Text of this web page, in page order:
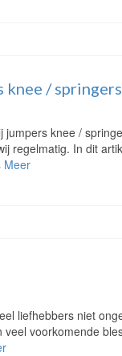
knee /
jumpers knee /
regelmatig. In dit
Meer
liefhebbers niet
voorkomende